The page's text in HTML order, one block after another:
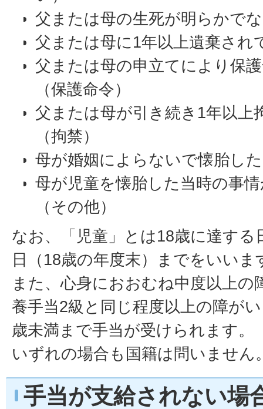
父または母の生死が明らかで
父または母に1年以上遺棄され
父または母の申立てにより保
（保護命令）
父または母が引き続き1年以上
（拘禁）
母が婚姻によらないで懐胎し
母が児童を懐胎した当時の事
（その他）
なお、「児童」とは18歳に達する
日（18歳の年度末）までをいいま
また、心身におおむね中度以上の
養手当2級と同じ程度以上の障が
歳未満まで手当が受けられます。
いずれの場合も国籍は問いません
手当が支給されない場